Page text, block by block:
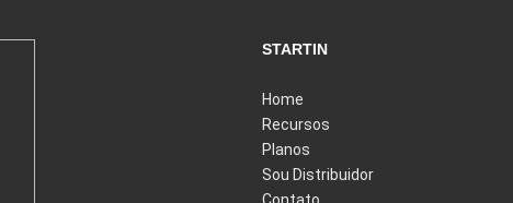
STARTIN
Home
Recursos
Planos
Sou Distribuidor
Contato